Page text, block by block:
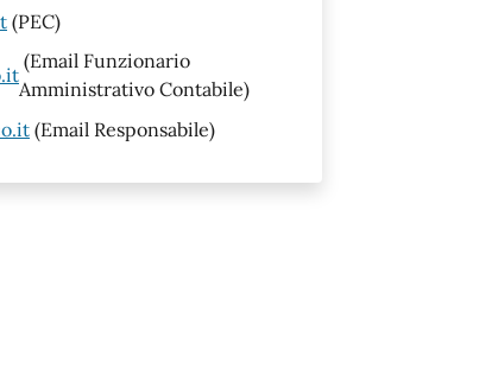
(PEC)
(Email Funzionario
Amministrativo Contabile)
(Email Responsabile)